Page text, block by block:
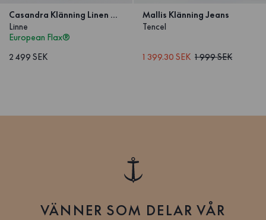
Casandra Klänning Linen Navy
Linne
European Flax®
2 499 SEK
Mallis Klänning Jeans
Tencel
1 399.30 SEK 1 999 SEK
VÄNNER SOM DELAR VÅR